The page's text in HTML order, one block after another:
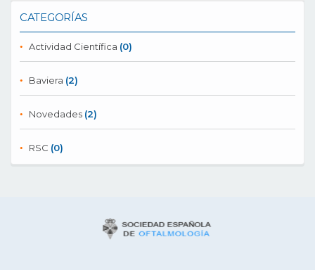
CATEGORÍAS
Actividad Científica (0)
Baviera (2)
Novedades (2)
RSC (0)